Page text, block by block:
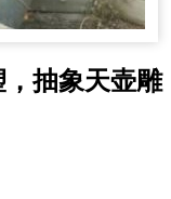
抽象天壶雕